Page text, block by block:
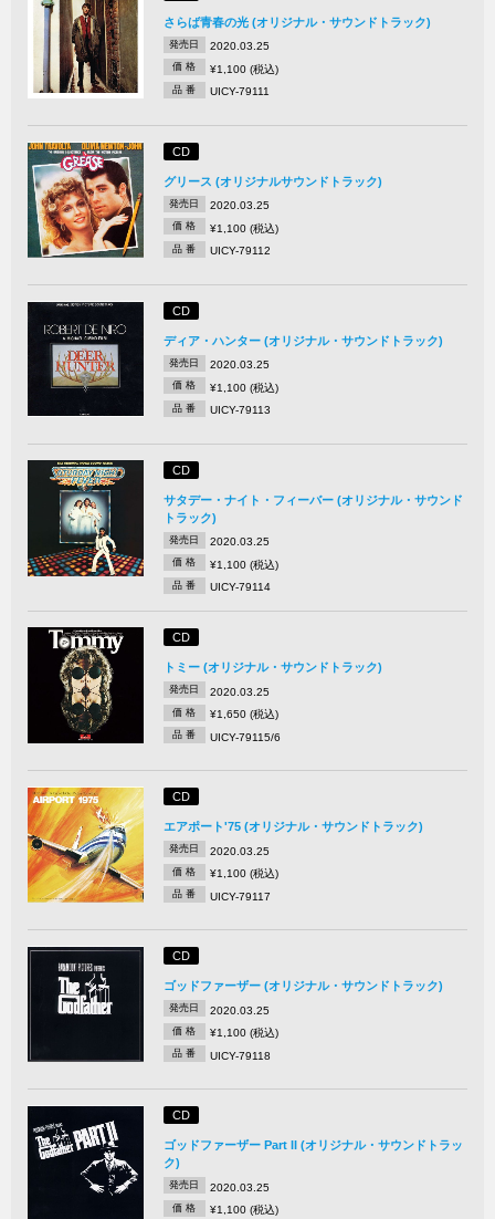
さらば青春の光 (オリジナル・サウンドトラック)
発売日 2020.03.25
価 格 ¥1,100 (税込)
品 番 UICY-79111
CD
グリース (オリジナルサウンドトラック)
発売日 2020.03.25
価 格 ¥1,100 (税込)
品 番 UICY-79112
CD
ディア・ハンター (オリジナル・サウンドトラック)
発売日 2020.03.25
価 格 ¥1,100 (税込)
品 番 UICY-79113
CD
サタデー・ナイト・フィーバー (オリジナル・サウンド
トラック)
発売日 2020.03.25
価 格 ¥1,100 (税込)
品 番 UICY-79114
CD
トミー (オリジナル・サウンドトラック)
発売日 2020.03.25
価 格 ¥1,650 (税込)
品 番 UICY-79115/6
CD
エアポート'75 (オリジナル・サウンドトラック)
発売日 2020.03.25
価 格 ¥1,100 (税込)
品 番 UICY-79117
CD
ゴッドファーザー (オリジナル・サウンドトラック)
発売日 2020.03.25
価 格 ¥1,100 (税込)
品 番 UICY-79118
CD
ゴッドファーザー Part II (オリジナル・サウンドトラッ
ク)
発売日 2020.03.25
価 格 ¥1,100 (税込)